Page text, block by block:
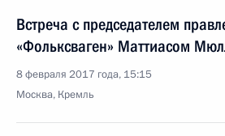
Встреча с председателем
«Фольксваген» Маттиасом
8 февраля 2017 года, 15:15
Москва, Кремль